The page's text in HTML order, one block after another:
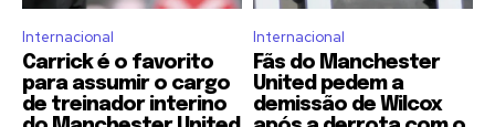
Internacional
Carrick é o favorito
para assumir o cargo
de treinador interino
Internacional
Fãs do Manchester
United pedem a
demissão de Wilcox